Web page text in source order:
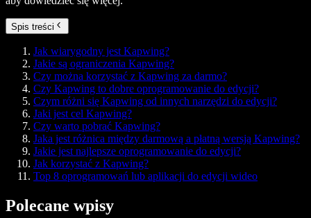
Spis treści
Jak wiarygodny jest Kapwing?
Jakie są ograniczenia Kapwing?
Czy można korzystać z Kapwing za darmo?
Czy Kapwing to dobre oprogramowanie do edycji?
Czym różni się Kapwing od innych narzędzi do edycji?
Jaki jest cel Kapwing?
Czy warto pobrać Kapwing?
Jaka jest różnica między darmową a płatną wersją Kapwing?
Jakie jest najlepsze oprogramowanie do edycji?
Jak korzystać z Kapwing?
Top 8 oprogramowań lub aplikacji do edycji wideo
Polecane wpisy